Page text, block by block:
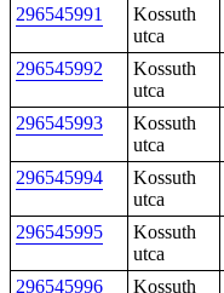
296545991
Kossuth
utca
296545992
Kossuth
utca
296545993
Kossuth
utca
296545994
Kossuth
utca
296545995
Kossuth
utca
296545996
Kossuth